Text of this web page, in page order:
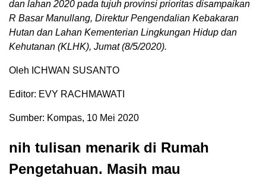
dan lahan 2020 pada tujuh provinsi prioritas disampaikan
R Basar Manullang, Direktur Pengendalian Kebakaran
Hutan dan Lahan Kementerian Lingkungan Hidup dan
Kehutanan (KLHK), Jumat (8/5/2020).
Oleh ICHWAN SUSANTO
Editor: EVY RACHMAWATI
Sumber: Kompas, 10 Mei 2020
nih tulisan menarik di Rumah
Pengetahuan. Masih mau